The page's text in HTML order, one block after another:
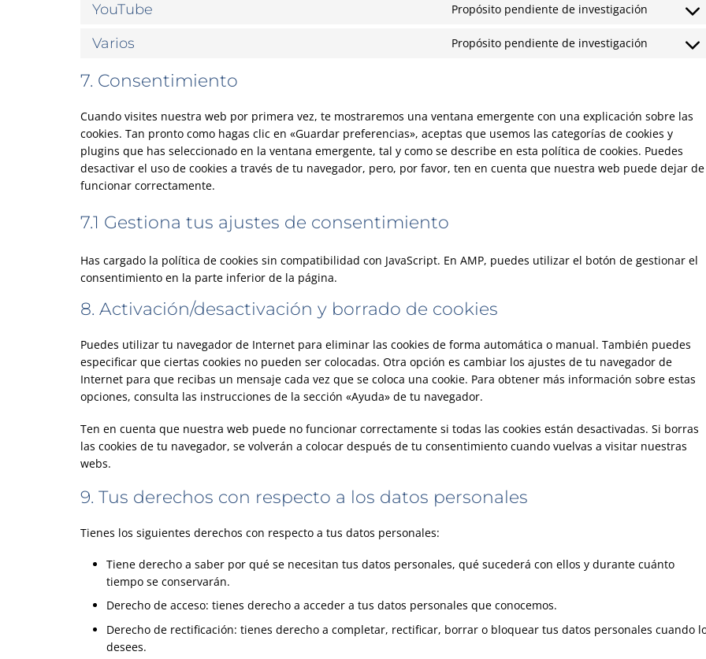
service
YouTube Propósito pendiente de investigación
Consent
service
Varios Propósito pendiente de investigación
Consent
7. Consentimiento
Cuando visites nuestra web por primera vez, te mostraremos una ventana emergente con una explicación sobre las
cookies. Tan pronto como hagas clic en «Guardar preferencias», aceptas que usemos las categorías de cookies y
plugins que has seleccionado en la ventana emergente, tal y como se describe en esta política de cookies. Puedes
desactivar el uso de cookies a través de tu navegador, pero, por favor, ten en cuenta que nuestra web puede dejar de
funcionar correctamente.
7.1 Gestiona tus ajustes de consentimiento
Has cargado la política de cookies sin compatibilidad con JavaScript. En AMP, puedes utilizar el botón de gestionar el
consentimiento en la parte inferior de la página.
8. Activación/desactivación y borrado de cookies
Puedes utilizar tu navegador de Internet para eliminar las cookies de forma automática o manual. También puedes
especificar que ciertas cookies no pueden ser colocadas. Otra opción es cambiar los ajustes de tu navegador de
Internet para que recibas un mensaje cada vez que se coloca una cookie. Para obtener más información sobre estas
opciones, consulta las instrucciones de la sección «Ayuda» de tu navegador.
Ten en cuenta que nuestra web puede no funcionar correctamente si todas las cookies están desactivadas. Si borras
las cookies de tu navegador, se volverán a colocar después de tu consentimiento cuando vuelvas a visitar nuestras
webs.
9. Tus derechos con respecto a los datos personales
Tienes los siguientes derechos con respecto a tus datos personales:
Tiene derecho a saber por qué se necesitan tus datos personales, qué sucederá con ellos y durante cuánto
tiempo se conservarán.
Derecho de acceso: tienes derecho a acceder a tus datos personales que conocemos.
Derecho de rectificación: tienes derecho a completar, rectificar, borrar o bloquear tus datos personales cuando
desees.